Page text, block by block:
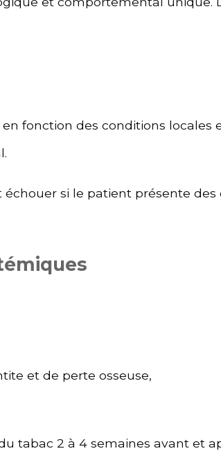
fonction des conditions locales
si le patient présente
et de perte osseuse,
tabac 2 à 4 semaines avant et